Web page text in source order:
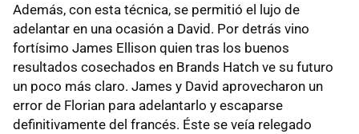
Además, con esta técnica, se permitió el lujo de
adelantar en una ocasión a David. Por detrás vino
fortísimo James Ellison quien tras los buenos
resultados cosechados en Brands Hatch ve su futuro
un poco más claro. James y David aprovecharon un
error de Florian para adelantarlo y escaparse
definitivamente del francés. Éste se veía relegado